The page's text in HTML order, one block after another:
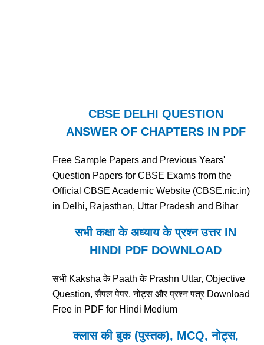
CBSE DELHI QUESTION
ANSWER OF CHAPTERS IN PDF
Free Sample Papers and Previous Years'
Question Papers for CBSE Exams from the
Official CBSE Academic Website (CBSE.nic.in)
in Delhi, Rajasthan, Uttar Pradesh and Bihar
सभी कक्षा के अध्याय के प्रश्न उत्तर IN
HINDI PDF DOWNLOAD
सभी Kaksha के Paath के Prashn Uttar, Objective
Question, सैंपल पेपर, नोट्स और प्रश्न पत्र Download
Free in PDF for Hindi Medium
क्लास की बुक (पुस्तक), MCQ, नोट्स,